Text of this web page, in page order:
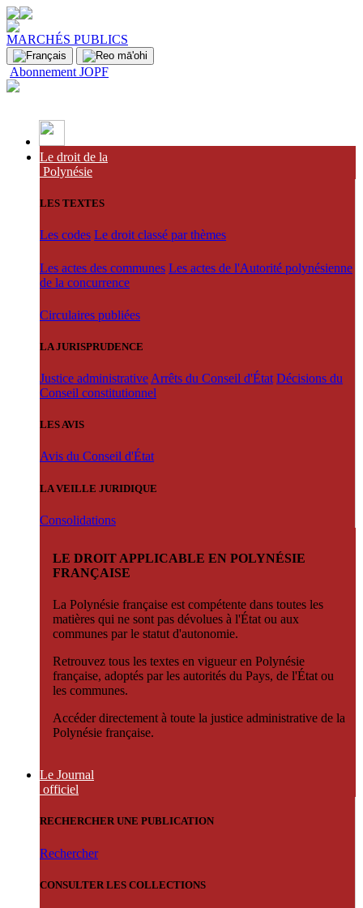
MARCHÉS PUBLICS
Abonnement JOPF
Le droit de la
Polynésie
LES TEXTES
Les codes Le droit classé par thèmes
Les actes des communes Les actes de l'Autorité polynésienne
de la concurrence
Circulaires publiées
LA JURISPRUDENCE
Justice administrative Arrêts du Conseil d'État Décisions du
Conseil constitutionnel
LES AVIS
Avis du Conseil d'État
LA VEILLE JURIDIQUE
Consolidations
LE DROIT APPLICABLE EN POLYNÉSIE
FRANÇAISE
La Polynésie française est compétente dans toutes les
matières qui ne sont pas dévolues à l'État ou aux
communes par le statut d'autonomie.
Retrouvez tous les textes en vigueur en Polynésie
française, adoptés par les autorités du Pays, de l'État ou
les communes.
Accéder directement à toute la justice administrative de la
Polynésie française.
Le Journal
officiel
RECHERCHER UNE PUBLICATION
Rechercher
CONSULTER LES COLLECTIONS